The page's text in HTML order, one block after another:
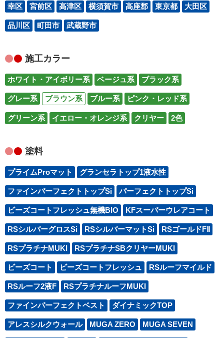
幸区 宮前区 高津区 横須賀市 高座郡 東京都 大田区
品川区 町田市 武蔵野市
施工カラー
ホワイト・アイボリー系 ベージュ系 ブラック系
グレー系 ブラウン系 ブルー系 ピンク・レッド系
グリーン系 イエロー・オレンジ系 クリヤー 2色
塗料
プライムProマット グランセラトップ1液水性
ファインパーフェクトトップSi パーフェクトトップSi
ビーズコートフレッシュ無機BIO KFスーパーウレアコート
RSシルバーグロスSi RSシルバーマットSi RSゴールドFⅡ
RSプラチナMUKI RSプラチナSBクリヤーMUKI
ビーズコート ビーズコートフレッシュ RSルーフマイルド
RSルーフ2液F RSプラチナルーフMUKI
ファインパーフェクトベスト ダイナミックTOP
アレスシルクウォール MUGA ZERO MUGA SEVEN